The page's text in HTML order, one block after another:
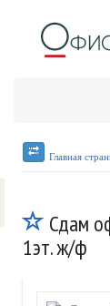
Главная
Сдам
1эт. ж/ф